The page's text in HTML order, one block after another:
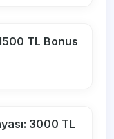
TL Bonus
3000 TL